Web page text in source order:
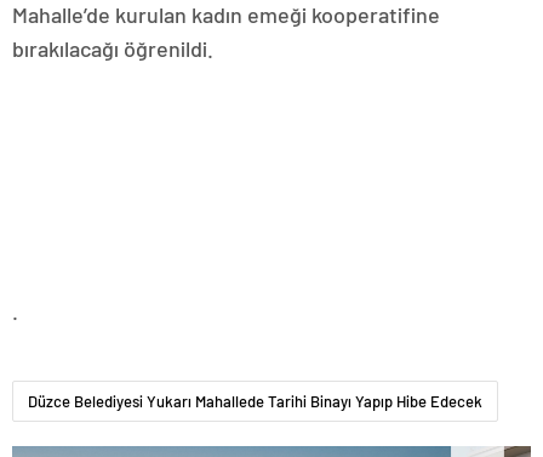
Mahalle’de kurulan kadın emeği kooperatifine
bırakılacağı öğrenildi.
Düzce Belediyesi Yukarı Mahallede Tarihi Binayı Yapıp Hibe Edecek